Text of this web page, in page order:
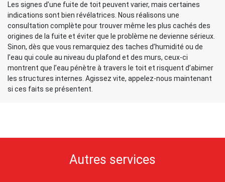
Les signes d’une fuite de toit peuvent varier, mais certaines
indications sont bien révélatrices. Nous réalisons une
consultation complète pour trouver même les plus cachés des
origines de la fuite et éviter que le problème ne devienne sérieux.
Sinon, dès que vous remarquiez des taches d’humidité ou de
l’eau qui coule au niveau du plafond et des murs, ceux-ci
montrent que l’eau pénètre à travers le toit et risquent d’abimer
les structures internes. Agissez vite, appelez-nous maintenant
si ces faits se présentent.
Autres services